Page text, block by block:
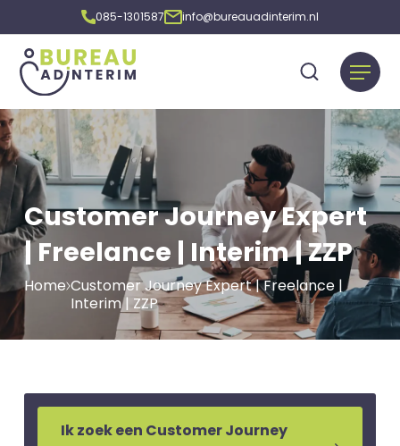
085-1301587 info@bureauadinterim.nl
Customer Journey Expert
| Freelance | Interim | ZZP
Home Customer Journey Expert | Freelance |
Interim | ZZP
Ik zoek een Customer Journey